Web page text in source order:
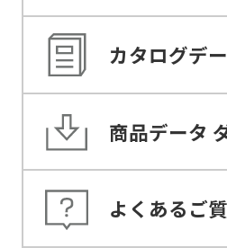
カタログデ
商品データ
よくあるご